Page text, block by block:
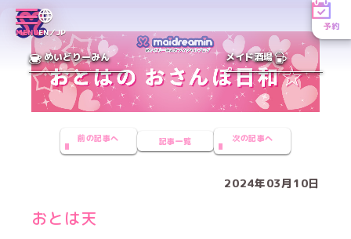
MENUEN／JP
予約
めいどりーみん メイド酒場
前の記事へ 記事一覧 次の記事へ
2024年03月10日
おとは天